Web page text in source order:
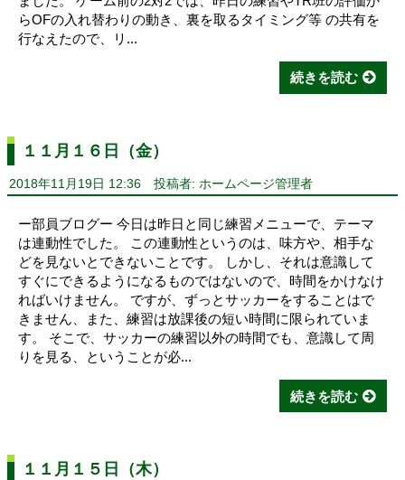
らOFの入れ替わりの動き、裏を取るタイミング等 の共有を
行なえたので、リ...
続きを読む
１１月１６日（金）
2018年11月19日 12:36 投稿者: ホームページ管理者
ー部員ブログー 今日は昨日と同じ練習メニューで、テーマ
は連動性でした。 この連動性というのは、味方や、相手な
どを見ないとできないことです。 しかし、それは意識して
すぐにできるようになるものではないので、時間をかけなけ
ればいけません。 ですが、ずっとサッカーをすることはで
きません、また、練習は放課後の短い時間に限られていま
す。 そこで、サッカーの練習以外の時間でも、意識して周
りを見る、ということが必...
続きを読む
１１月１５日（木）